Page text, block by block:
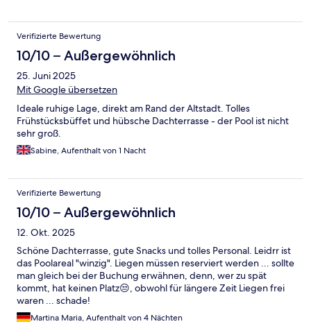
Verifizierte Bewertung
10/10 – Außergewöhnlich
25. Juni 2025
Mit Google übersetzen
Ideale ruhige Lage, direkt am Rand der Altstadt. Tolles
Frühstücksbüffet und hübsche Dachterrasse - der Pool ist nicht
sehr groß.
Sabine, Aufenthalt von 1 Nacht
Verifizierte Bewertung
10/10 – Außergewöhnlich
12. Okt. 2025
Schöne Dachterrasse, gute Snacks und tolles Personal. Leidrr ist
das Poolareal "winzig". Liegen müssen reserviert werden ... sollte
man gleich bei der Buchung erwähnen, denn, wer zu spät
kommt, hat keinen Platz😒, obwohl für längere Zeit Liegen frei
waren ... schade!
Martina Maria, Aufenthalt von 4 Nächten